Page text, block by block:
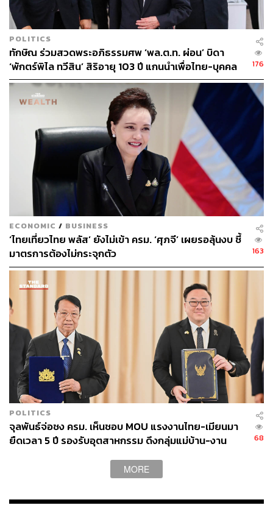
พิษจากบ่อกักเก็บกากแร่ที่หนึ่งของเหมืองทองคำ ทำให้การ
ตกลงชี้ขาดเลื่อนออกไป ซึ่งระหว่างนั้นเป็นภายหลังจากการ
ที่ สุริยะ จึงรุ่งเรืองกิจ เข้ามารับตำแหน่งรัฐมนตรีว่าการ
กระทรวงอุตสาหกรรม (ในขณะนั้น) ได้เปลี่ยนชุดทำงานและ
ตัดข้อมูลจากพยานหลักฐานทั้งหมดออกไป และพบว่ามีการ
พยายามเจรจายกทรัพย์สินประเทศให้กับกระบวนการเอื้อ
ประโยชน์แก่นายทุนครั้งใหญ่
นอกจากนี้ยังมีเอกสารที่ระบุว่า อดีตรัฐมนตรีว่าการกระทรวง
อุตสาหกรรมประเคนสินแร่ให้บริษัท คิงส์เกต คอนโซลิเดท
เต็ด ออกไปขายได้จำนวนกว่า 330 ล้านบาท และหลังจาก
เจรจาลงตัว ในวันที่ 26 พฤศจิกายน 2563 กรมอุตสาหกรรม
พื้นฐานฯ ออกอาชญาบัตรพิเศษให้เหมืองแร่อัคราจำนวน 44
แปลง ซึ่งครอบคลุมพื้นที่เกือบ 4 แสนไร่ ในระยะเวลา 5 ปี
เพียงเพราะเป็นแปลงที่ค้างอนุมัติมาจากรัฐบาลไทยรักไทย
เมื่อ 20 ปีที่แล้ว
ต่อมาในวันที่ 19 มกราคม 2565 บริษัท คิงส์เกต คอนโซลิเดท
เต็ด ประกาศว่า รัฐบาลไทยต่ออายุประทานบัตรเหมือนแร่
ทองคำออกไป 4 ปี และในเดือนสิงหาคมปีเดียวกันนั้น วิษณุ
เครืองาม อดีตรองนายกรัฐมนตรี ออกมาเปิดเผยว่า ผลคำ
ชี้ขาดจะออกมาเป็นอย่างไรอยู่ที่อนุญาโตตุลาการตัดสิน หาก
บริษัท อัครา รีซอร์สเซส มายื่นอะไรต่ออะไรแล้วพอใจเขาก็
จะถอนเรื่อง ดังนั้นการเจรจาทุกวันนี้เป็นไปตามคำแนะนำ
ของอนุญาโตตุลาการที่ให้เวลาถึงสิ้นปี ดังนั้นในเดือนต่อมา
สุริยะจึงบินไปออสเตรเลียเพื่อเจรจากับบริษัท คิงส์เกต คอนโซ
ลิเดทเต็ด จึงตั้งข้อสังเกตว่า เป็นการกลับไปคุยกันเพื่อประเคน
ดีลยักษ์ใหญ่ก่อนสั่งลาใช่หรือไม่
เบญจาได้ยกคำพูดของสุริยะถึงการเจรจากับบริษัท คิงส์เกต
คอนโซลิเดทเต็ด ในวันที่ย้ายกลับมาพรรคเพื่อไทยว่า เรื่อง
ทั้งหมดสามารถยุติได้โดยที่รัฐบาลจะไม่ถูกฟ้องร้อง และเป็น
ประโยชน์กับประเทศไทยที่ไม่ต้องเสียค่าชดเชยใดๆ ซึ่งทาง
ส่วนเรื่องที่ไปยื่นต่อ ป.ป.ช. ตนไม่ได้ผลประโยชน์ในข้อตกลง
POLITICS
ทักษิณ ร่วมสวดพระอภิธรรมศพ ‘พล.ต.ท. ผ่อน’ บิดา
‘พักตร์พิไล ทวีสิน’ สิริอายุ 103 ปี แกนนำเพื่อไทย-บุคคล
หลากวงการร่วมอาลัย
176
ECONOMIC / BUSINESS
‘ไทยเที่ยวไทย พลัส’ ยังไม่เข้า ครม. ‘ศุภจี’ เผยรอลุ้นงบ ชี้
มาตรการต้องไม่กระจุกตัว
163
POLITICS
จุลพันธ์จ่อชง ครม. เห็นชอบ MOU แรงงานไทย-เมียนมา
ยืดเวลา 5 ปี รองรับอุตสาหกรรม ดึงกลุ่มแม่บ้าน-งาน
68
MORE